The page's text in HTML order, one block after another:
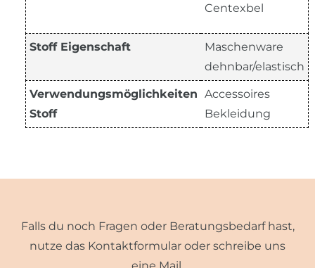
Centexbel
Stoff Eigenschaft
Maschenware
dehnbar/elastisch
Verwendungsmöglichkeiten
Stoff
Accessoires
Bekleidung
Falls du noch Fragen oder Beratungsbedarf hast,
nutze das Kontaktformular oder schreibe uns